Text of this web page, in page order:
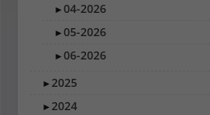
►04-2026
►05-2026
►06-2026
►2025
►2024